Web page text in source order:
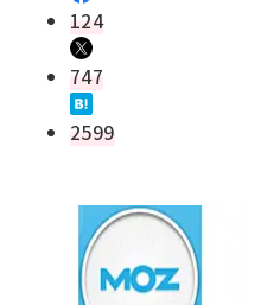
124
747
2599